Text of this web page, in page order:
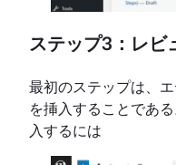
ステップ3：レビ
最初のステップは、
を挿入することであ
入するには